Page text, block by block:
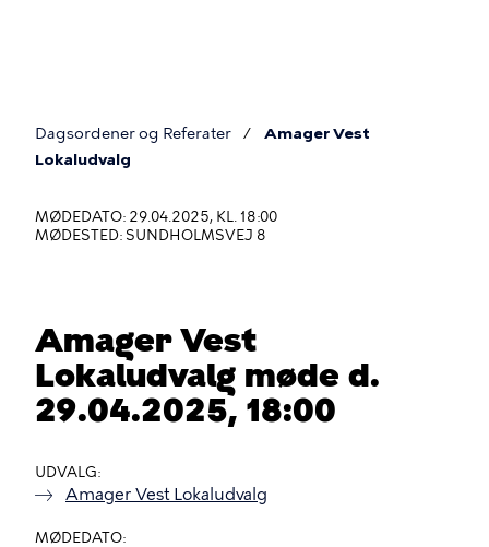
Du
her
Dagsordener og Referater
Amager Vest
Lokaludvalg
MØDEDATO: 29.04.2025, KL. 18:00
MØDESTED: SUNDHOLMSVEJ 8
Amager Vest
Lokaludvalg møde d.
29.04.2025, 18:00
UDVALG
Amager Vest Lokaludvalg
MØDEDATO